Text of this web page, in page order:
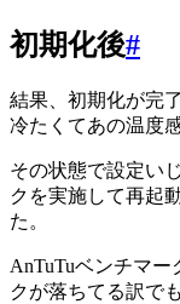
初期化後#
結果、初期化が完
冷たくてあの温度
その状態で設定い
クを実施して再起
た。
AnTuTuベンチマ
クが落ちてる訳で